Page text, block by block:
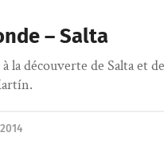
– Salta
la découverte de Salta et